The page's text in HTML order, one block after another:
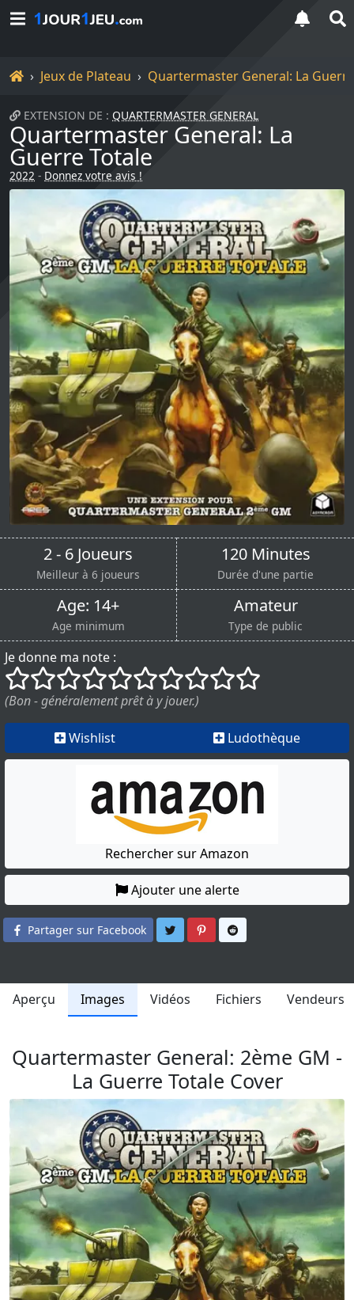
Accueil
Jeux de Plateau Quartermaster General: La
EXTENSION DE : QUARTERMASTER GENERAL
Quartermaster General: La
Guerre Totale
2022 - Donnez votre avis !
2 - 6 Joueurs
Meilleur à 6 joueurs
120 Minutes
Durée d'une partie
Age: 14+
Age minimum
Amateur
Type de public
Je donne ma note :
()
() () () () () () () ()
()
(Bon - généralement prêt à y jouer.)
Wishlist Ludothèque
Rechercher sur Amazon
Ajouter une alerte
Partager sur Facebook Partager sur Twitter
Partager sur Pinterest
Aperçu Images Vidéos Fichiers Vendeurs
Quartermaster General: 2ème GM -
La Guerre Totale Cover